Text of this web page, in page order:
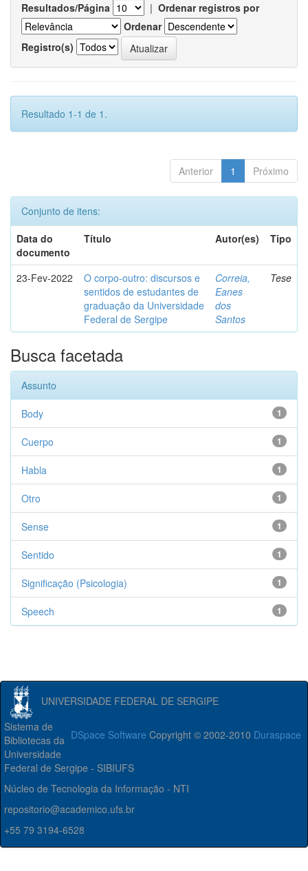
Resultados/Página | Ordenar registros por
Ordenar
Registro(s)
Resultado 1-1 de 1.
Anterior 1 Próximo
Conjunto de itens:
Data do
documento
Título Autor(es) Tipo
23-Fev-2022
O corpo-outro: discursos e
sentidos de estudantes de
graduação da Universidade
Federal de Sergipe
Correia,
Eanes
dos
Santos
Tese
Busca facetada
Assunto
1
Body
1
Cuerpo
1
Habla
1
Otro
1
Sense
1
Sentido
1
Significação (Psicologia)
1
Speech
UNIVERSIDADE FEDERAL DE SERGIPE
DSpace Software Copyright © 2002-2010 Duraspace
Sistema de
Bibliotecas da
Universidade
Federal de Sergipe - SIBIUFS
Núcleo de Tecnologia da Informação - NTI
repositorio@academico.ufs.br
+55 79 3194-6528